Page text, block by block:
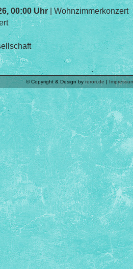
00:00 Uhr| Wohnzimmerkonzert
© Copyright & Design by rerori.de